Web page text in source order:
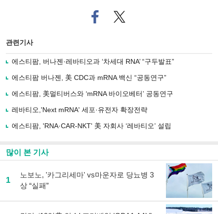
페
이
로
기
사
유
기
트위
터로
관련기사
에스티팜, 버나젠·레바티오과 ‘차세대 RNA’ “구두발표”
에스티팜 버나젠, 美 CDC과 mRNA 백신 “공동연구”
에스티팜, 美멀티버스와 ‘mRNA 바이오베터’ 공동연구
레바티오,'Next mRNA' 세포·유전자 확장전략
에스티팜, 'RNA·CAR-NKT' 美 자회사 ‘레바티오’ 설립
많이 본 기사
1
노보노, '카그리세마' vs마운자로 당뇨병 3
상 “실패”